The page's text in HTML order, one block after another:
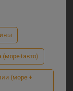
(море +